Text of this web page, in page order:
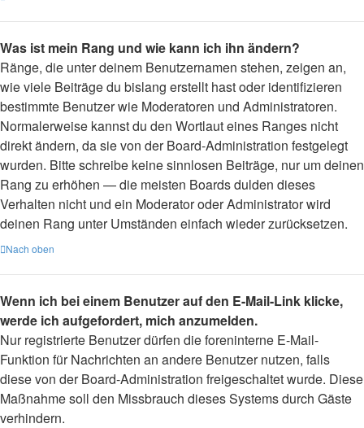
Was ist mein Rang und wie kann ich ihn ändern?
Ränge, die unter deinem Benutzernamen stehen, zeigen an,
wie viele Beiträge du bislang erstellt hast oder identifizieren
bestimmte Benutzer wie Moderatoren und Administratoren.
Normalerweise kannst du den Wortlaut eines Ranges nicht
direkt ändern, da sie von der Board-Administration festgelegt
wurden. Bitte schreibe keine sinnlosen Beiträge, nur um deinen
Rang zu erhöhen — die meisten Boards dulden dieses
Verhalten nicht und ein Moderator oder Administrator wird
deinen Rang unter Umständen einfach wieder zurücksetzen.
Nach oben
Wenn ich bei einem Benutzer auf den E-Mail-Link klicke,
werde ich aufgefordert, mich anzumelden.
Nur registrierte Benutzer dürfen die foreninterne E-Mail-
Funktion für Nachrichten an andere Benutzer nutzen, falls
diese von der Board-Administration freigeschaltet wurde. Diese
Maßnahme soll den Missbrauch dieses Systems durch Gäste
verhindern.